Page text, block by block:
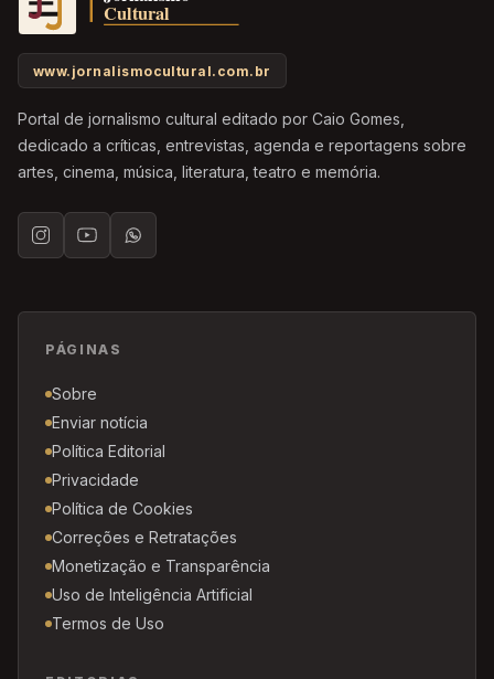
www.jornalismocultural.com.br
Portal de jornalismo cultural editado por Caio Gomes,
dedicado a críticas, entrevistas, agenda e reportagens sobre
artes, cinema, música, literatura, teatro e memória.
PÁGINAS
Sobre
Enviar notícia
Política Editorial
Privacidade
Política de Cookies
Correções e Retratações
Monetização e Transparência
Uso de Inteligência Artificial
Termos de Uso